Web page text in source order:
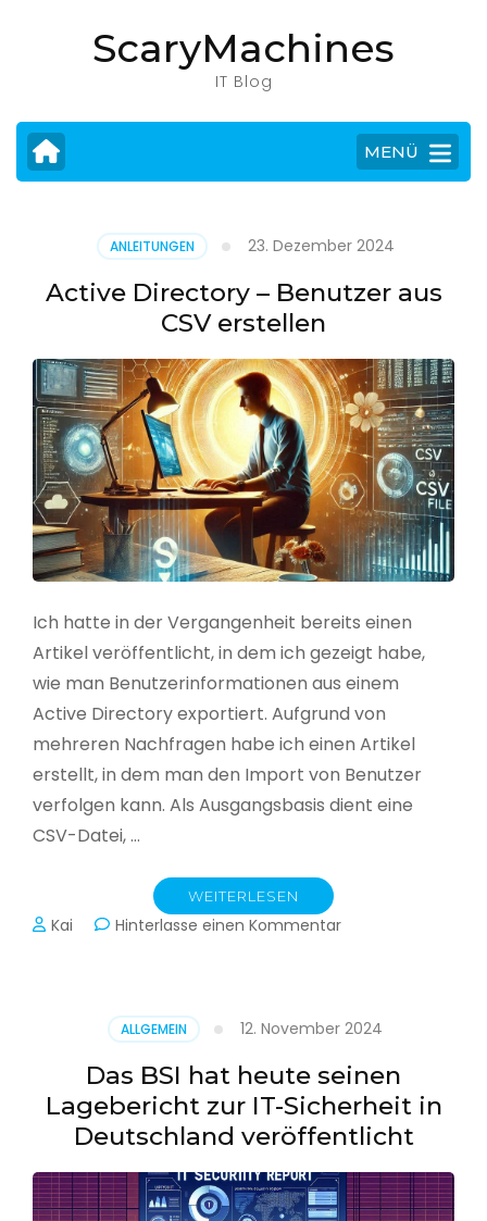
drücken)
ScaryMachines
IT Blog
MENÜ
ANLEITUNGEN 23. Dezember 2024
Active Directory – Benutzer aus
CSV erstellen
Ich hatte in der Vergangenheit bereits einen
Artikel veröffentlicht, in dem ich gezeigt habe,
wie man Benutzerinformationen aus einem
Active Directory exportiert. Aufgrund von
mehreren Nachfragen habe ich einen Artikel
erstellt, in dem man den Import von Benutzer
verfolgen kann. Als Ausgangsbasis dient eine
CSV-Datei, …
WEITERLESEN
Kai Hinterlasse einen Kommentarzu
aus
CSV
erstellen
ALLGEMEIN 12. November 2024
Das BSI hat heute seinen
Lagebericht zur IT-Sicherheit in
Deutschland veröffentlicht